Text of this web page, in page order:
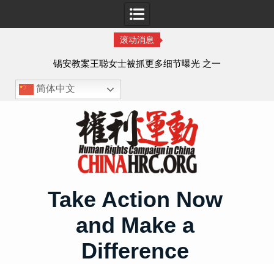
滚动消息
锡安教案王聪女士被抓更多细节曝光 之一
简体中文
Take Action Now
and Make a
Difference